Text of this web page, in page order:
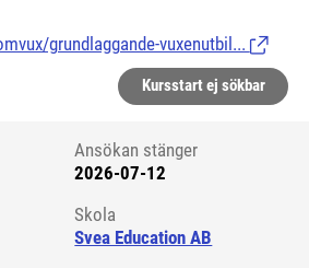
grundlaggande-vuxenutbil... (Länk
Kursstart ej sökbar
Ansökan stänger
2026-07-12
Skola
Svea Education AB